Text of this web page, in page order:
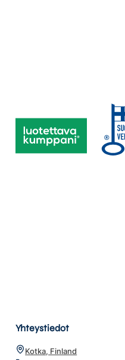
Yhteystiedot
Kotka, Finland